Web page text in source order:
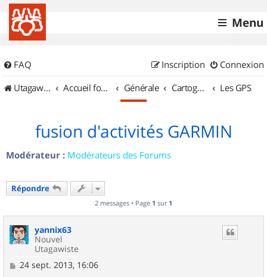
Menu
FAQ Connexion
Inscription
UtagawaVTT (Randos VTT et VTTAE avec traces GPS)
Accueil forum Générale Cartographie et GPS Les GPS
fusion d'activités GARMIN
Modérateur : Modérateurs des Forums
Répondre
2 messages • Page 1 sur 1
yannix63
Nouvel
Utagawiste
M
24 sept. 2013, 16:06